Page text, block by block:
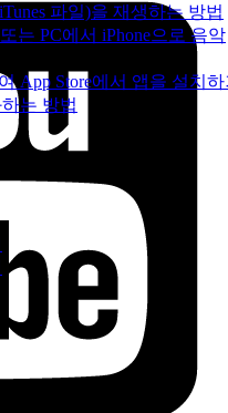
파일)을 재생하는 방법
는 PC에서 iPhone으로 음악
App Store에서 앱을 설치
는 방법